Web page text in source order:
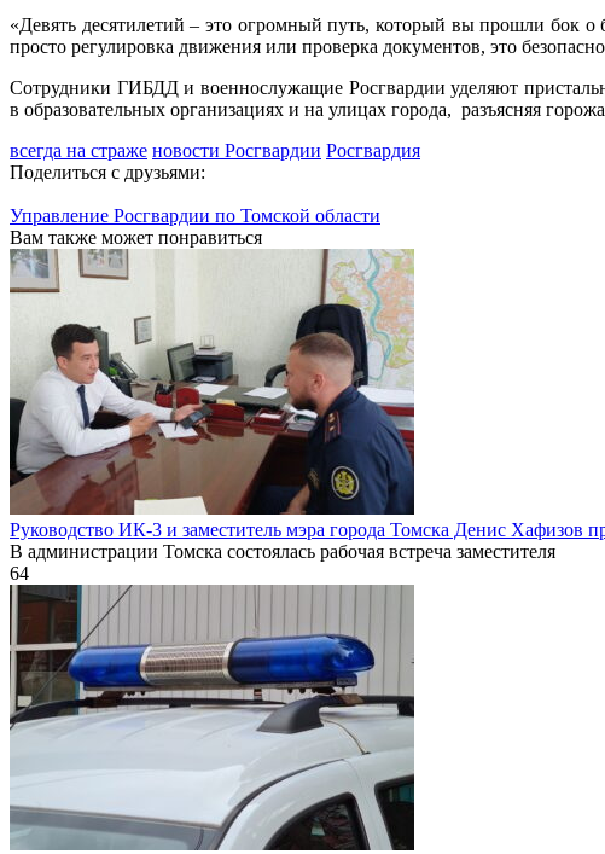
«Девять десятилетий – это огромный путь, который вы прошли бок
просто регулировка движения или проверка документов, это
Сотрудники ГИБДД и военнослужащие Росгвардии уделяют
в образовательных организациях и на улицах города, разъясняя
всегда на страже новости Росгвардии Росгвардия
Поделиться с друзьями:
Управление Росгвардии по Томской области
Вам также может понравиться
Руководство ИК-3 и заместитель мэра города Томска Денис Хафизов
В администрации Томска состоялась рабочая встреча заместителя
64